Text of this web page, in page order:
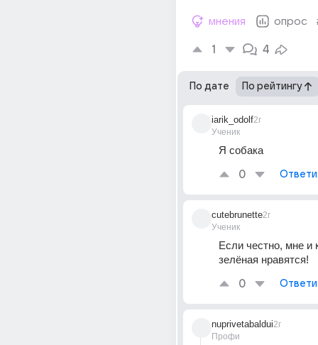
мнения опрос
1 4
По дате По рейтингу
iarik_odolf
Ученик
2г
Я собака
0
cutebrunette
Ученик
2г
Если честно, мне и
зелёная нравятся!
0
nuprivetabaldui
Профи
2г